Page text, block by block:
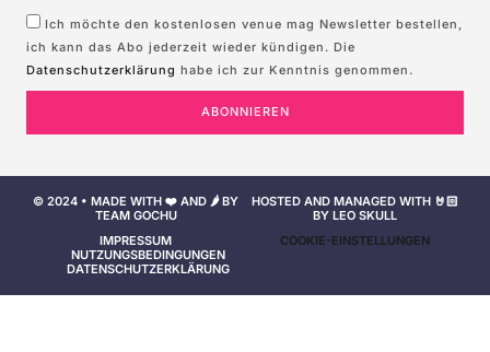
Ich möchte den kostenlosen venue mag Newsletter bestellen,
ich kann das Abo jederzeit wieder kündigen. Die
Datenschutzerklärung habe ich zur Kenntnis genommen.
ABONNIEREN
© 2024 • MADE WITH ❤️ AND 🌶️ BY
TEAM GOCHU
HOSTED AND MANAGED WITH 🤘🏻
BY LEO SKULL
IMPRESSUM
NUTZUNGSBEDINGUNGEN
DATENSCHUTZERKLÄRUNG
COOKIE-EINSTELLUNGEN